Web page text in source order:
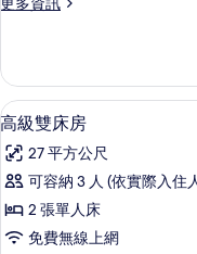
城
景
觀
的
所
有
相
片
雙
床
房,
市
景
的
詳
顯
示
高
級
雙
5
高級雙床房
27 平方公尺
可容納 3 人 (依實際入住
2 張單人床
免費無線上網